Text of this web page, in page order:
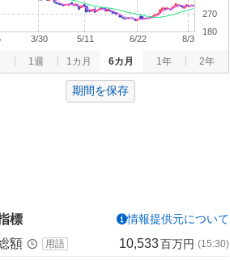
1週 1カ月 6カ月 1年 2年
180
270
3/30 5/11 6/22 8/3
期間を保存
標 情報提供元について
額 用語 10,533百万円 (15:30)